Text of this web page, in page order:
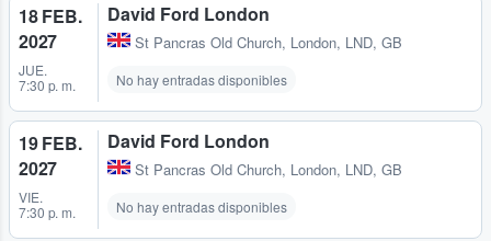
18 FEB.
2027
JUE.
7:30 p. m.
David Ford London
St Pancras Old Church, London, LND, GB
No hay entradas disponibles
19 FEB.
2027
VIE.
7:30 p. m.
David Ford London
St Pancras Old Church, London, LND, GB
No hay entradas disponibles